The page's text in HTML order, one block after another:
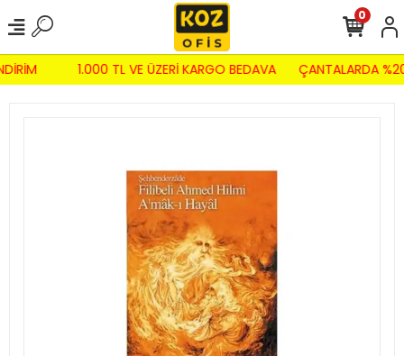
1.000 TL VE ÜZERİ KARGO BEDAVA ÇANTALARDA
0